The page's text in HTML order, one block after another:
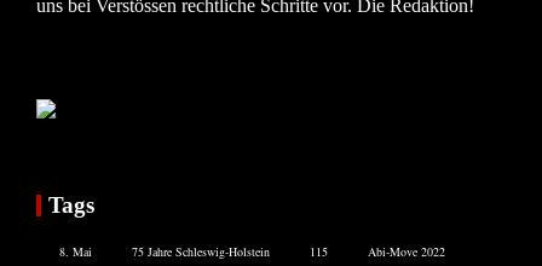
uns bei Verstössen rechtliche Schritte vor. Die Redaktion!
Tags
8. Mai 75 Jahre Schleswig-Holstein 115 Abi-Move 2022